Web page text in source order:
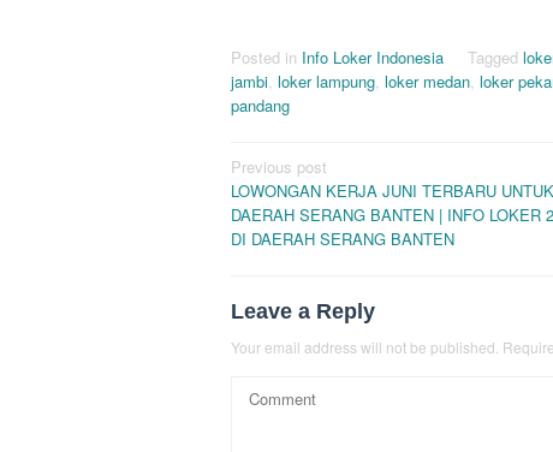
Posted in Info Loker Indonesia Tagged
jambi, loker lampung, loker medan, loker
pandang
Post
navigation
Previous post
LOWONGAN KERJA JUNI TERBARU
DAERAH SERANG BANTEN | INFO LOKER
DI DAERAH SERANG BANTEN
Leave a Reply
Your email address will not be published.